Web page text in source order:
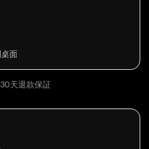
面
30天退款保証